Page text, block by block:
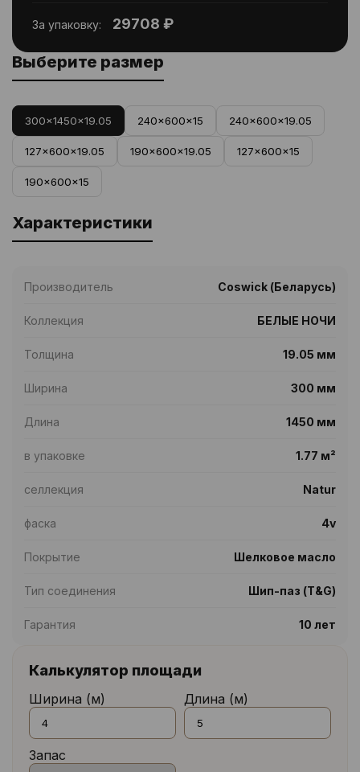
За упаковку: 29708 ₽
Выберите размер
300x1450x19.05 240x600x15 240x600x19.05
127x600x19.05 190x600x19.05 127x600x15
190x600x15
Характеристики
Производитель Coswick (Беларусь)
Коллекция БЕЛЫЕ НОЧИ
Толщина 19.05 мм
Ширина 300 мм
Длина 1450 мм
в упаковке 1.77 м²
селлекция Natur
фаска 4v
Покрытие Шелковое масло
Тип соединения Шип-паз (T&G)
Гарантия 10 лет
Калькулятор площади
Ширина (м) Длина (м)
Запас